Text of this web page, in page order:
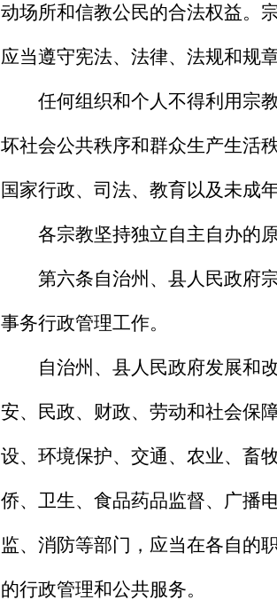
动场所和信教公民的合法权益。
应当遵守宪法、法律、法规和规章
任何组织和个人不得利用宗
坏社会公共秩序和群众生产生活
国家行政、司法、教育以及未成
各宗教坚持独立自主自办的
第六条自治州、县人民政府
事务行政管理工作。
自治州、县人民政府发展和
安、民政、财政、劳动和社会保
设、环境保护、交通、农业、畜
侨、卫生、食品药品监督、广播
监、消防等部门，应当在各自的
的行政管理和公共服务。